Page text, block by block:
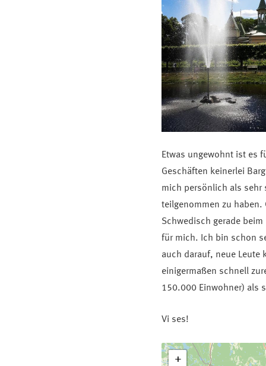
Etwas ungewohnt ist es
Geschäften keinerlei
mich persönlich als sehr
teilgenommen zu
Schwedisch gerade
für mich. Ich bin schon
auch darauf, neue Leute
einigermaßen schnell
150.000 Einwohner) als
Vi ses!
+